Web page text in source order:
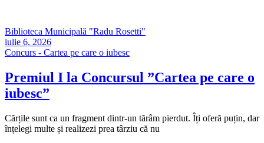
Biblioteca Municipală "Radu Rosetti"
iulie 6, 2026
Concurs - Cartea pe care o iubesc
Premiul I la Concursul ”Cartea pe care o
iubesc”
Cărțile sunt ca un fragment dintr-un tărâm pierdut. Îți oferă puțin, dar
înțelegi multe și realizezi prea târziu că nu